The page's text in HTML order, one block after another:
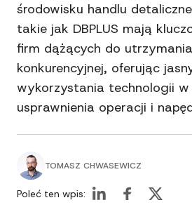
środowisku handlu
takie jak DBPLUS mają
firm dążących do
konkurencyjnej, oferując
wykorzystania technologii w
usprawnienia operacji i
TOMASZ CHWASEWICZ
Poleć ten wpis: